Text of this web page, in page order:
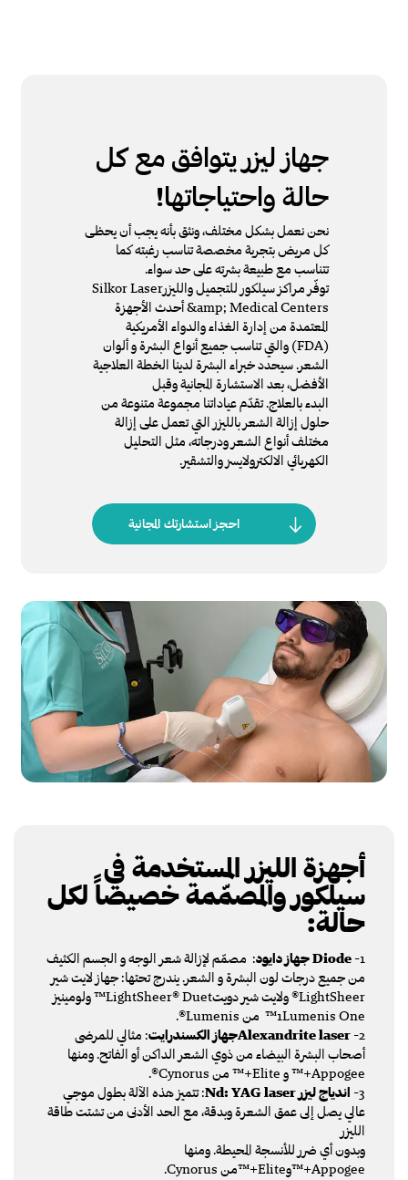
جهاز ليزر يتوافق مع كل
حالة واحتياجاتها!
نحن نعمل بشكل مختلف، ونثق بأنه يجب أن يحظى
كل مريض بتجربة مخصصة تناسب رغبته كما
تتناسب مع طبيعة بشرته على حد سواء.
توفّر مراكز سيلكور للتجميل والليزرSilkor Laser
&amp; Medical Centers أحدث الأجهزة
المعتمدة من إدارة الغذاء والدواء الأمريكية
(FDA) والتي تناسب جميع أنواع البشرة و ألوان
الشعر. سيحدد خبراء البشرة لدينا الخطة العلاجية
الأفضل، بعد الاستشارة المجانية وقبل
البدء بالعلاج. تقدّم عياداتنا مجموعة متنوعة من
حلول إزالة الشعر بالليزر التي تعمل على إزالة
مختلف أنواع الشعر ودرجاته، مثل التحليل
الكهربائي الالكترولايسز والتشقير.
احجز استشارتك المجانية
أجهزة الليزر المستخدمة في
سيلكور والمصمّمة خصيصاً لكل
حالة:
1-
Diodeجهاز دايود: مصمّم لإزالة شعر الوجه و الجسم الكثيف
من جميع درجات لون البشرة و الشعر. يندرج تحتها: جهاز لايت شير
LightSheer® ولايت شير دويتLightSheer® Duet™ ولومينيز
1Lumenis One™ من Lumenis®.
2- Alexandrite laserجهاز الكسندرايت
: مثالي للمرضى
أصحاب البشرة البيضاء من ذوي الشعر الداكن أو الفاتح. ومنها
Appogee+™ و Elite+™ من Cynorus®.
3- اندياج ليزر Nd: YAG laser
: تتميز هذه الآلة بطول موجي
عالي يصل إلى عمق الشعرة وبدقة، مع الحد الأدنى من تشتت طاقة
الليزر
وبدون أي ضرر للأنسجة المحيطة. ومنها
Appogee+™وElite+™من Cynorus.